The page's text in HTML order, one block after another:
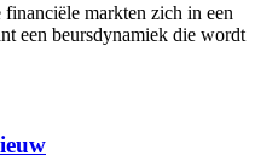
financiële markten zich in een
een beursdynamiek die wordt